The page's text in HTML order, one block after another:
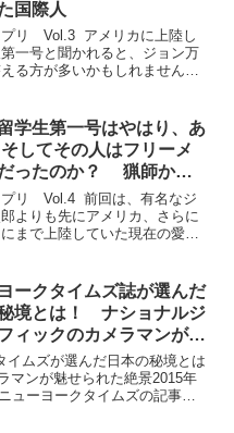
国際人
プリ Vol.3 アメリカに上陸し
一号と聞かれると、ジョン万
る方が多いかもしれません。
。その人の名前は音吉。現在
...
学生第一号はやはり、あ
してその人はフリーメ
ったのか？ 猟師から
そして英語教師へ
プリ Vol.4 前回は、有名なジ
よりも先にアメリカ、さらに
まで上陸していた現在の愛知
も国際結婚をした音吉は、「国
の第一...
ークタイムズ誌が選んだ
境とは！ ナショナルジ
ィックのカメラマンが魅
絶景
ムズが選んだ日本の秘境とは
マンが魅せられた絶景2015年
ューヨークタイムズの記事が